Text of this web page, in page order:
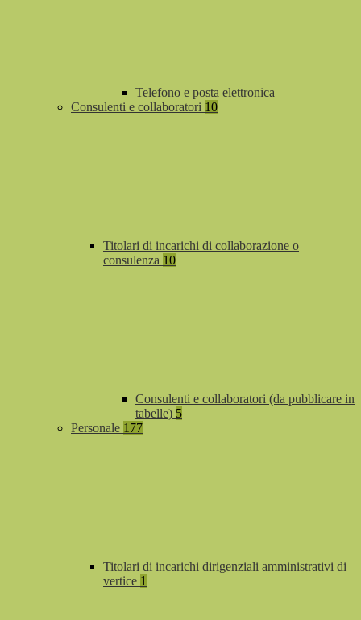
Telefono e posta elettronica
Consulenti e collaboratori 10
Titolari di incarichi di collaborazione o
consulenza 10
Consulenti e collaboratori (da pubblicare in
tabelle) 5
Personale 177
Titolari di incarichi dirigenziali amministrativi di
vertice 1